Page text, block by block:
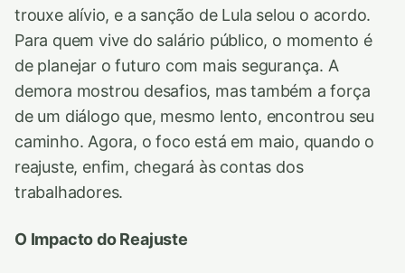
trouxe alívio, e a sanção de Lula selou o acordo.
Para quem vive do salário público, o momento é
de planejar o futuro com mais segurança. A
demora mostrou desafios, mas também a força
de um diálogo que, mesmo lento, encontrou seu
caminho. Agora, o foco está em maio, quando o
reajuste, enfim, chegará às contas dos
trabalhadores.
O Impacto do Reajuste